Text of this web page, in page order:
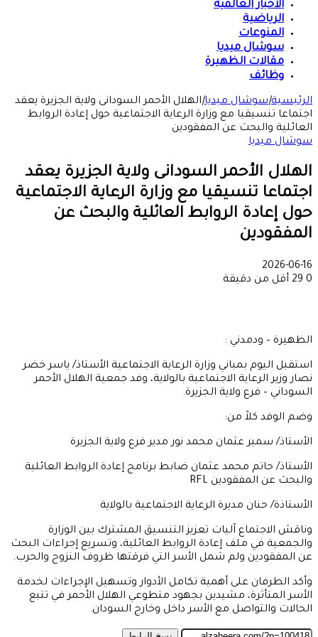
الأخبار العالمية
الرياضية
المنوعات
سوشال ميديا
مقالات الظهيرة
وظائف
الرئيسية|سوشال ميديا|الهلال الأحمر السودانى ولاية الجزيرة يعقد
اجتماعا تنسيقيا مع وزارة الرعاية الاجتماعية حول إعادة الروابط
العائلية والبحث عن المفقودين
سوشال ميديا
الهلال الأحمر السودانى ولاية الجزيرة يعقد
اجتماعا تنسيقيا مع وزارة الرعاية الاجتماعية
حول إعادة الروابط العائلية والبحث عن
المفقودين
2026-06-16
0
أقل من دقيقة
الظهيرة – ودمدني :
استقبل اليوم بمباني وزارة الرعاية الاجتماعية الأستاذ/ ياسر خضر
نصار وزير الرعاية الاجتماعية بالولاية، وفد جمعية الهلال الأحمر
السوداني – فرع ولاية الجزيرة.
وضم الوفد كلاً من:
الأستاذ/ سمير عثمان محمد نور مدير فرع ولاية الجزيرة
الأستاذ/ حاتم محمد عثمان ضابط برنامج إعادة الروابط العائلية
والبحث عن المفقودين RFL
الأستاذة/ حنان مديرة الرعاية الاجتماعية بالولاية
وناقش الاجتماع آليات تعزيز التنسيق المشترك بين الوزارة
والجمعية في ملف إعادة الروابط العائلية، وتسريع إجراءات البحث
عن المفقودين ولم شمل الأسر التي فرقتها ظروف النزوح والحرب.
وأكد الطرفان على أهمية تكامل الأدوار وتسهيل الإجراءات لخدمة
الأسر المتأثرة، مشيدين بجهود متطوعي الهلال الأحمر في تتبع
الحالات والتواصل مع الأسر داخل وخارج السودان.